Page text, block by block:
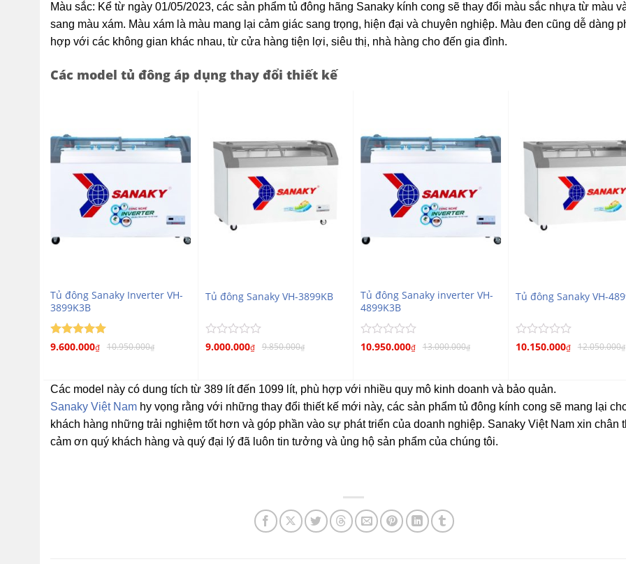
Màu sắc: Kể từ ngày 01/05/2023, các sản phẩm tủ đông hãng Sanaky kính cong sẽ thay đổi màu sắc nhựa từ màu
sang màu xám. Màu xám là màu mang lại cảm giác sang trọng, hiện đại và chuyên nghiệp. Màu đen cũng dễ dàng
hợp với các không gian khác nhau, từ cửa hàng tiện lợi, siêu thị, nhà hàng cho đến gia đình.
Các model tủ đông áp dụng thay đổi thiết kế
Tủ đông Sanaky Inverter VH-
3899K3B
Được xếp
9.600.000₫ 10.950.000₫
Tủ đông Sanaky VH-3899KB
Được
5
sao
9.000.000₫ 9.850.000₫
Tủ đông Sanaky inverter VH-
4899K3B
Được
5
sao
10.950.000₫ 13.000.000₫
Tủ đông Sanaky VH-
Được
5
sao
10.150.000₫ 12.050.000₫
Các model này có dung tích từ 389 lít đến 1099 lít, phù hợp với nhiều quy mô kinh doanh và bảo quản.
Sanaky Việt Nam hy vọng rằng với những thay đổi thiết kế mới này, các sản phẩm tủ đông kính cong sẽ mang lại
khách hàng những trải nghiệm tốt hơn và góp phần vào sự phát triển của doanh nghiệp. Sanaky Việt Nam xin chân
cảm ơn quý khách hàng và quý đại lý đã luôn tin tưởng và ủng hộ sản phẩm của chúng tôi.